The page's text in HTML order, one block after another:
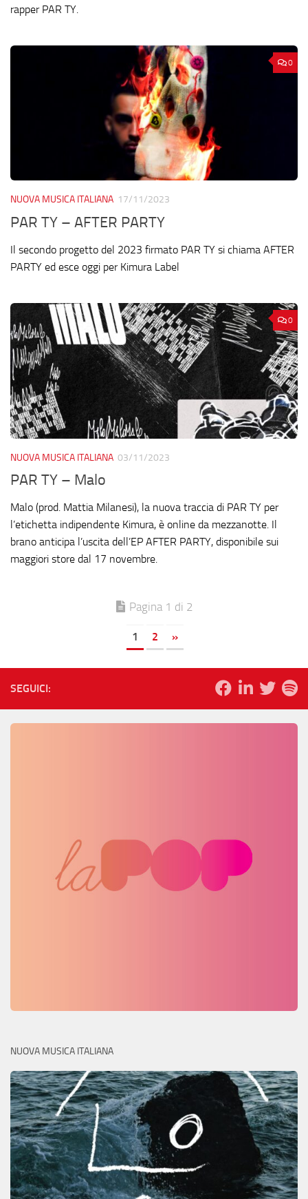
rapper PAR TY.
0
NUOVA MUSICA ITALIANA 17/11/2023
PAR TY – AFTER PARTY
Il secondo progetto del 2023 firmato PAR TY si chiama AFTER
PARTY ed esce oggi per Kimura Label
0
NUOVA MUSICA ITALIANA 03/11/2023
PAR TY – Malo
Malo (prod. Mattia Milanesi), la nuova traccia di PAR TY per
l’etichetta indipendente Kimura, è online da mezzanotte. Il
brano anticipa l’uscita dell’EP AFTER PARTY, disponibile sui
maggiori store dal 17 novembre.
Pagina 1 di 2
1 2 »
SEGUICI:
NUOVA MUSICA ITALIANA